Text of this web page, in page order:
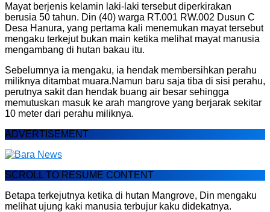
Mayat berjenis kelamin laki-laki tersebut diperkirakan
berusia 50 tahun. Din (40) warga RT.001 RW.002 Dusun C
Desa Hanura, yang pertama kali menemukan mayat tersebut
mengaku terkejut bukan main ketika melihat mayat manusia
mengambang di hutan bakau itu.
Sebelumnya ia mengaku, ia hendak membersihkan perahu
miliknya ditambat muara.Namun baru saja tiba di sisi perahu,
perutnya sakit dan hendak buang air besar sehingga
memutuskan masuk ke arah mangrove yang berjarak sekitar
10 meter dari perahu miliknya.
ADVERTISEMENT
SCROLL TO RESUME CONTENT
Betapa terkejutnya ketika di hutan Mangrove, Din mengaku
melihat ujung kaki manusia terbujur kaku didekatnya.